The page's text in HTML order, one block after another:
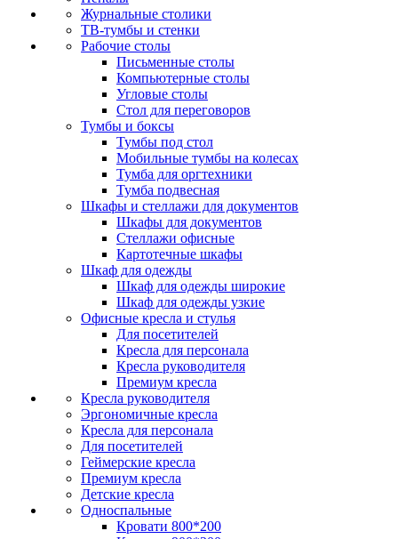
Журнальные столики
ТВ‑тумбы и стенки
Рабочие столы
Письменные столы
Компьютерные столы
Угловые столы
Стол для переговоров
Тумбы и боксы
Тумбы под стол
Мобильные тумбы на колесах
Тумба для оргтехники
Тумба подвесная
Шкафы и стеллажи для документов
Шкафы для документов
Стеллажи офисные
Картотечные шкафы
Шкаф для одежды
Шкаф для одежды широкие
Шкаф для одежды узкие
Офисные кресла и стулья
Для посетителей
Кресла для персонала
Кресла руководителя
Премиум кресла
Кресла руководителя
Эргономичные кресла
Кресла для персонала
Для посетителей
Геймерские кресла
Премиум кресла
Детские кресла
Односпальные
Кровати 800*200